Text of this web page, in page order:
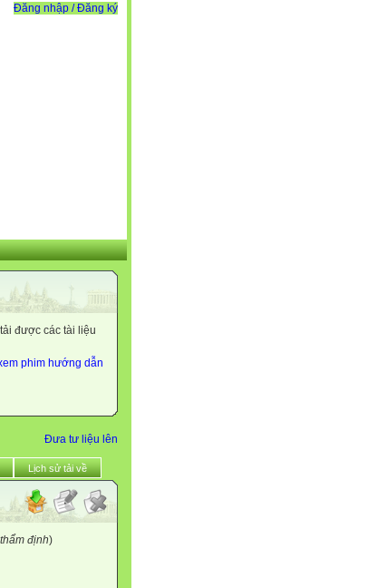
Đăng nhập / Đăng ký
được các tài liệu
phim hướng dẫn
Đưa tư liệu lên
Lịch sử tải về
định)